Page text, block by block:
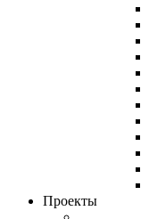
Проекты